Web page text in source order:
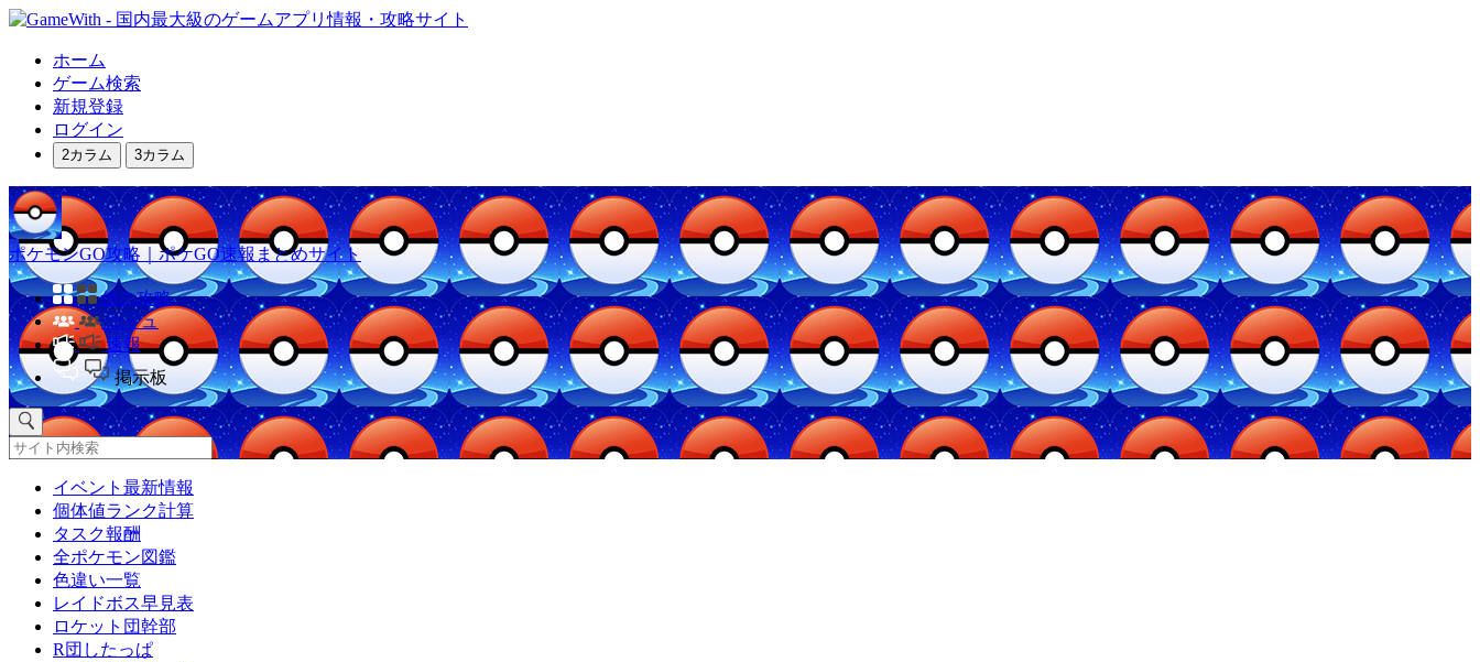
ホーム
ゲーム検索
新規登録
ログイン
2カラム 3カラム
ポケモンGO攻略｜ポケGO速報まとめサイト
他の攻略
コミュ
速報
掲示板
イベント最新情報
個体値ランク計算
タスク報酬
全ポケモン図鑑
色違い一覧
レイドボス早見表
ロケット団幹部
R団したっぱ